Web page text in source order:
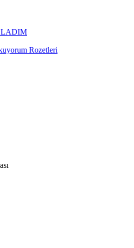
Rozetleri